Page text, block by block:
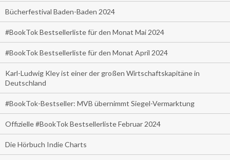
Bücherfestival Baden-Baden 2024
#BookTok Bestsellerliste für den Monat Mai 2024
#BookTok Bestsellerliste für den Monat April 2024
Karl-Ludwig Kley ist einer der großen Wirtschaftskapitäne in
Deutschland
#BookTok-Bestseller: MVB übernimmt Siegel-Vermarktung
Offizielle #BookTok Bestsellerliste Februar 2024
Die Hörbuch Indie Charts